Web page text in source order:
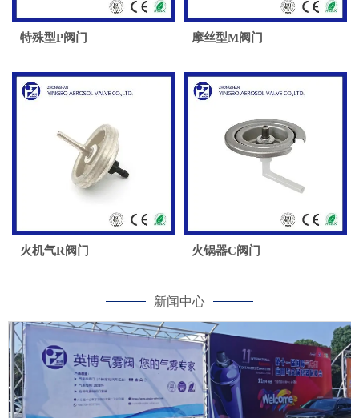
特殊型P阀门 摩丝型M阀门
火机气R阀门 火锅器C阀门
新闻中心